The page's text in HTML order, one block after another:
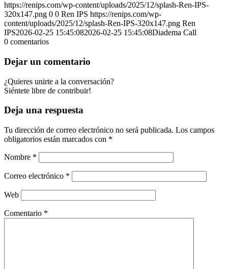
https://renips.com/wp-content/uploads/2025/12/splash-Ren-IPS-
320x147.png 0 0 Ren IPS https://renips.com/wp-
content/uploads/2025/12/splash-Ren-IPS-320x147.png Ren
IPS2026-02-25 15:45:082026-02-25 15:45:08Diadema Call
0 comentarios
Dejar un comentario
¿Quieres unirte a la conversación?
Siéntete libre de contribuir!
Deja una respuesta
Tu dirección de correo electrónico no será publicada. Los campos
obligatorios están marcados con *
Nombre *
Correo electrónico *
Web
Comentario *